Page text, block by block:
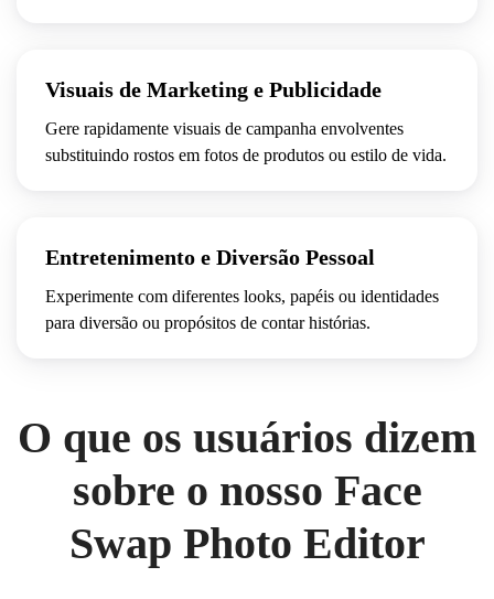
Visuais de Marketing e Publicidade
Gere rapidamente visuais de campanha envolventes
substituindo rostos em fotos de produtos ou estilo de vida.
Entretenimento e Diversão Pessoal
Experimente com diferentes looks, papéis ou identidades
para diversão ou propósitos de contar histórias.
O que os usuários dizem
sobre o nosso Face
Swap Photo Editor